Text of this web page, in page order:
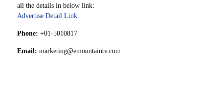
all the details in below link:
Advertise Detail Link
Phone: +01-5010817
Email: marketing@emountaintv.com